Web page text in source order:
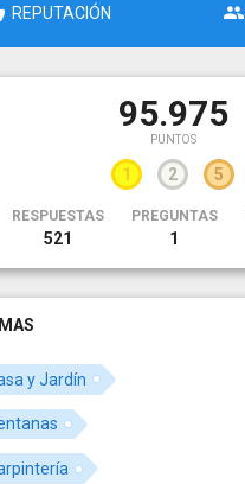
REPUTACIÓN
95.975
PUNTOS
1 2 5
RESPUESTAS
521
PREGUNTAS
1
y Jardín